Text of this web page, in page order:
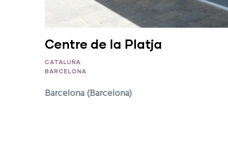
Centre de la Platja
CATALUÑA
BARCELONA
Barcelona (Barcelona)